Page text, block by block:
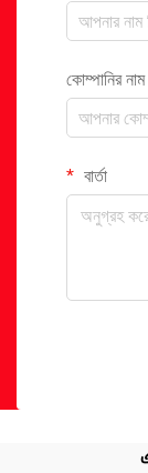
কোম্পানির নাম
বার্তা